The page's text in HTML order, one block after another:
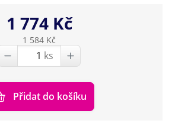
1 774 Kč
1 584 Kč
ks
Přidat do košíku